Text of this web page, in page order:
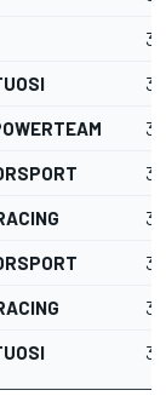
34
34
34
34
34
34
34
34